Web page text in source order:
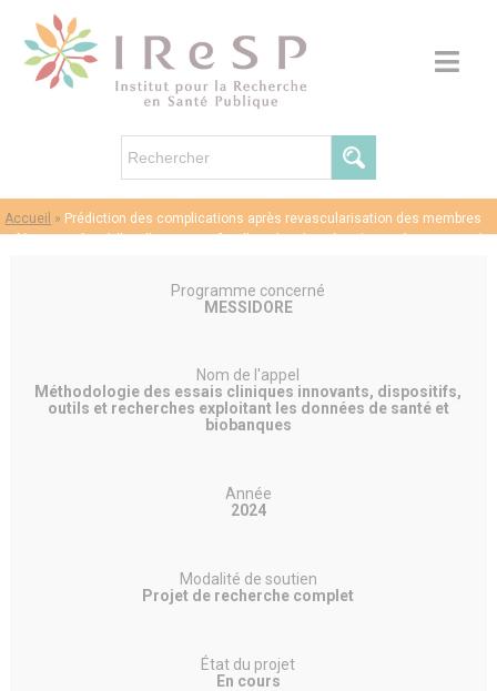
Accueil » Prédiction des complications après revascularisation des membres
inférieurs grâce à l’intelligence artificielle et les données du système national
Programme concerné
MESSIDORE
Nom de l'appel
Méthodologie des essais cliniques innovants, dispositifs,
outils et recherches exploitant les données de santé et
biobanques
Année
2024
Modalité de soutien
Projet de recherche complet
État du projet
En cours